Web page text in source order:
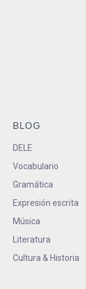
BLOG
DELE
Vocabulario
Gramática
Expresión escrita
Música
Literatura
Cultura & Historia